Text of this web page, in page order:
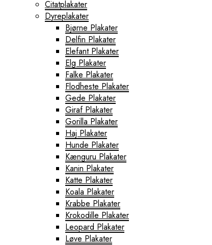
Citatplakater
Dyreplakater
Bjørne Plakater
Delfin Plakater
Elefant Plakater
Elg Plakater
Falke Plakater
Flodheste Plakater
Gede Plakater
Giraf Plakater
Gorilla Plakater
Haj Plakater
Hunde Plakater
Kænguru Plakater
Kanin Plakater
Katte Plakater
Koala Plakater
Krabbe Plakater
Krokodille Plakater
Leopard Plakater
Løve Plakater